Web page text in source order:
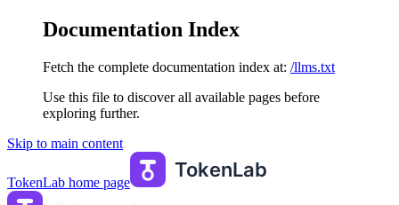
Documentation Index
Fetch the complete documentation index at: /llms.txt
Use this file to discover all available pages before
exploring further.
Skip to main content
TokenLab home page